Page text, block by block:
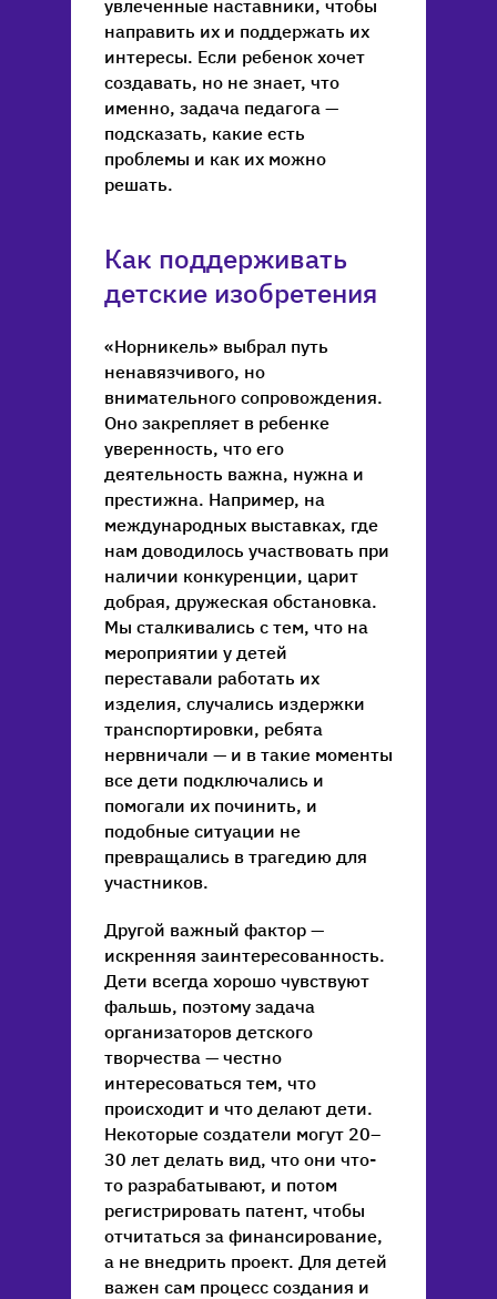
увлеченные наставники, чтобы
направить их и поддержать их
интересы. Если ребенок хочет
создавать, но не знает, что
именно, задача педагога —
подсказать, какие есть
проблемы и как их можно
решать.
Как поддерживать
детские изобретения
«Норникель» выбрал путь
ненавязчивого, но
внимательного сопровождения.
Оно закрепляет в ребенке
уверенность, что его
деятельность важна, нужна и
престижна. Например, на
международных выставках, где
нам доводилось участвовать при
наличии конкуренции, царит
добрая, дружеская обстановка.
Мы сталкивались с тем, что на
мероприятии у детей
переставали работать их
изделия, случались издержки
транспортировки, ребята
нервничали — и в такие моменты
все дети подключались и
помогали их починить, и
подобные ситуации не
превращались в трагедию для
участников.
Другой важный фактор —
искренняя заинтересованность.
Дети всегда хорошо чувствуют
фальшь, поэтому задача
организаторов детского
творчества — честно
интересоваться тем, что
происходит и что делают дети.
Некоторые создатели могут 20–
30 лет делать вид, что они что-
то разрабатывают, и потом
регистрировать патент, чтобы
отчитаться за финансирование,
а не внедрить проект. Для детей
важен сам процесс создания и